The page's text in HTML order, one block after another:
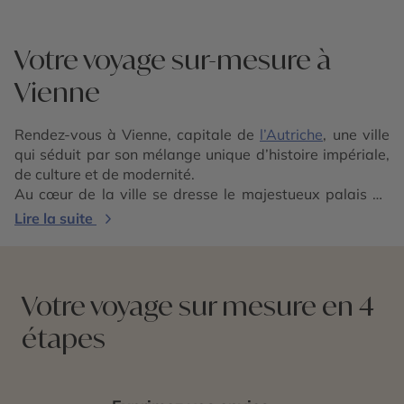
Votre voyage sur-mesure à
Vienne
Rendez-vous à Vienne, capitale de l’Autriche, une ville
qui séduit par son mélange unique d’histoire impériale,
de culture et de modernité.
Au cœur de la ville se dresse le majestueux palais de
Hofburg, ancienne résidence de la famille impériale des
L’architecture de Vienne est un véritable livre d’histoire
à ciel ouvert. Durant votre voyage, flânez dans le
centre-ville, classé au patrimoine mondial de l’UNESCO.
Vienne est également réputée pour sa scène culturelle
Lire la suite
Votre voyage sur mesure en 4
étapes